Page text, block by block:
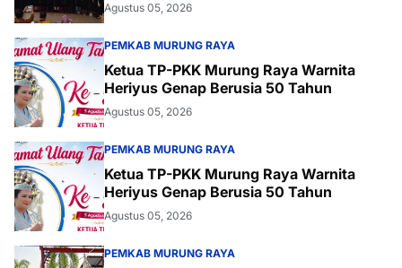
Agustus 05, 2026
PEMKAB MURUNG RAYA
Ketua TP-PKK Murung Raya Warnita
Heriyus Genap Berusia 50 Tahun
Agustus 05, 2026
PEMKAB MURUNG RAYA
Ketua TP-PKK Murung Raya Warnita
Heriyus Genap Berusia 50 Tahun
Agustus 05, 2026
PEMKAB MURUNG RAYA